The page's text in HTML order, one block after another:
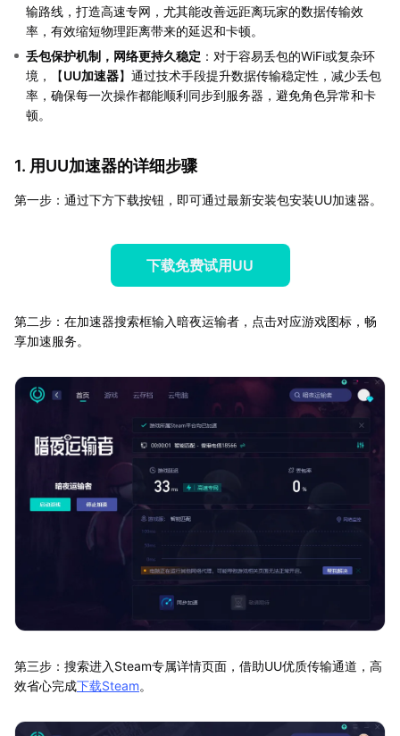
输路线，打造高速专网，尤其能改善远距离玩家的数据传输效
率，有效缩短物理距离带来的延迟和卡顿。
丢包保护机制，网络更持久稳定 ：对于容易丢包的WiFi或复杂环
境，【UU加速器】通过技术手段提升数据传输稳定性，减少丢包
率，确保每一次操作都能顺利同步到服务器，避免角色异常和卡
顿。
1. 用UU加速器的详细步骤
第一步：通过下方下载按钮，即可通过最新安装包安装UU加速器。
下载免费试用UU
第二步：在加速器搜索框输入暗夜运输者，点击对应游戏图标，畅
享加速服务。
第三步：搜索进入Steam专属详情页面，借助UU优质传输通道，高
效省心完成下载Steam。